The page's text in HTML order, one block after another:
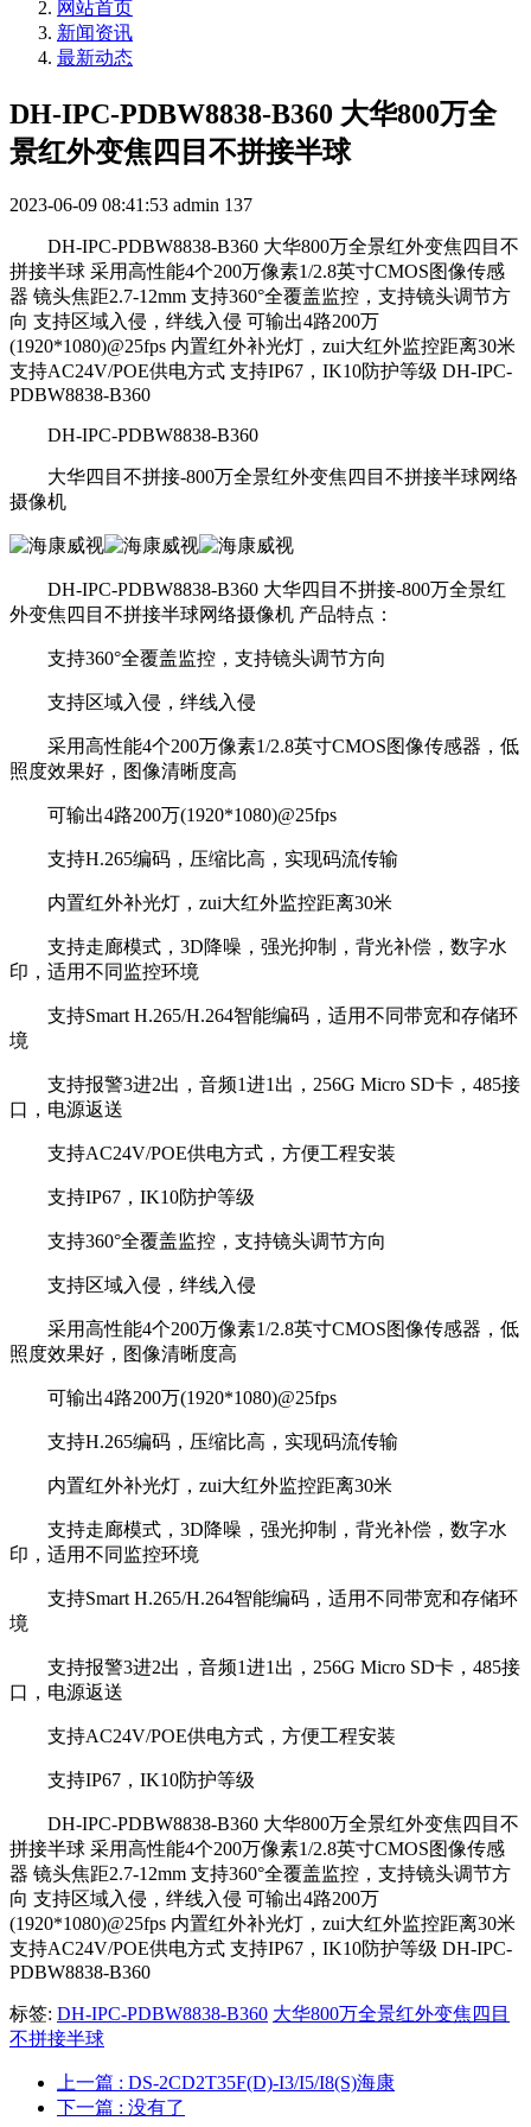
网站首页
新闻资讯
最新动态
DH-IPC-PDBW8838-B360 大华800万全
景红外变焦四目不拼接半球
2023-06-09 08:41:53 admin 137
DH-IPC-PDBW8838-B360 大华800万全景红外变焦四目不
拼接半球 采用高性能4个200万像素1/2.8英寸CMOS图像传感
器 镜头焦距2.7-12mm 支持360°全覆盖监控，支持镜头调节方
向 支持区域入侵，绊线入侵 可输出4路200万
(1920*1080)@25fps 内置红外补光灯，zui大红外监控距离30米
支持AC24V/POE供电方式 支持IP67，IK10防护等级 DH-IPC-
PDBW8838-B360
DH-IPC-PDBW8838-B360
大华四目不拼接-800万全景红外变焦四目不拼接半球网络
摄像机
DH-IPC-PDBW8838-B360 大华四目不拼接-800万全景红
外变焦四目不拼接半球网络摄像机 产品特点：
支持360°全覆盖监控，支持镜头调节方向
支持区域入侵，绊线入侵
采用高性能4个200万像素1/2.8英寸CMOS图像传感器，低
照度效果好，图像清晰度高
可输出4路200万(1920*1080)@25fps
支持H.265编码，压缩比高，实现码流传输
内置红外补光灯，zui大红外监控距离30米
支持走廊模式，3D降噪，强光抑制，背光补偿，数字水
印，适用不同监控环境
支持Smart H.265/H.264智能编码，适用不同带宽和存储环
境
支持报警3进2出，音频1进1出，256G Micro SD卡，485接
口，电源返送
支持AC24V/POE供电方式，方便工程安装
支持IP67，IK10防护等级
支持360°全覆盖监控，支持镜头调节方向
支持区域入侵，绊线入侵
采用高性能4个200万像素1/2.8英寸CMOS图像传感器，低
照度效果好，图像清晰度高
可输出4路200万(1920*1080)@25fps
支持H.265编码，压缩比高，实现码流传输
内置红外补光灯，zui大红外监控距离30米
支持走廊模式，3D降噪，强光抑制，背光补偿，数字水
印，适用不同监控环境
支持Smart H.265/H.264智能编码，适用不同带宽和存储环
境
支持报警3进2出，音频1进1出，256G Micro SD卡，485接
口，电源返送
支持AC24V/POE供电方式，方便工程安装
支持IP67，IK10防护等级
DH-IPC-PDBW8838-B360 大华800万全景红外变焦四目不
拼接半球 采用高性能4个200万像素1/2.8英寸CMOS图像传感
器 镜头焦距2.7-12mm 支持360°全覆盖监控，支持镜头调节方
向 支持区域入侵，绊线入侵 可输出4路200万
(1920*1080)@25fps 内置红外补光灯，zui大红外监控距离30米
支持AC24V/POE供电方式 支持IP67，IK10防护等级 DH-IPC-
PDBW8838-B360
标签: DH-IPC-PDBW8838-B360 大华800万全景红外变焦四目
不拼接半球
上一篇 : DS-2CD2T35F(D)-I3/I5/I8(S)海康
下一篇 : 没有了